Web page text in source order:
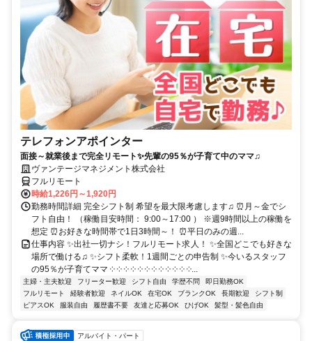
テレフォンアポインター
面接～就業後まで完全リモート✨先輩の95％が子育て中のママ♫
ヴァンテージマネジメント株式会社
フルリモート
時給1,226円～1,920円
勤務時間詳細 完全シフト制 希望を最大限考慮します♫ ⏰月～金でシ
フト自由！ （稼働目安時間： 9:00～17:00 ） ※週9時間以上の稼働を
想定 ⏰お好きな時間帯で1日3時間～！ ⏰平日のみの週...
仕事内容 ✨出社一切ナシ！フルリモート求人！ ✨全国どこでも好きな
場所で働ける♫ ✨シフト柔軟！1週間ごとの申告制 ✨今いるスタッフ
の95％が子育てママ ༶ ༶ ༶ ༶ ༶ ༶ ༶ ༶ ༶ ༶ ༶ ༶...
主婦・主夫歓迎 フリーター歓迎 シフト自由 学歴不問
即日勤務OK
フルリモート
経験者歓迎 ネイルOK 在宅OK ブランクOK 長期歓迎
シフト制
ピアスOK
服装自由 履歴書不要 友達と応募OK ひげOK 髪型・髪色自由
アルバイト・パート